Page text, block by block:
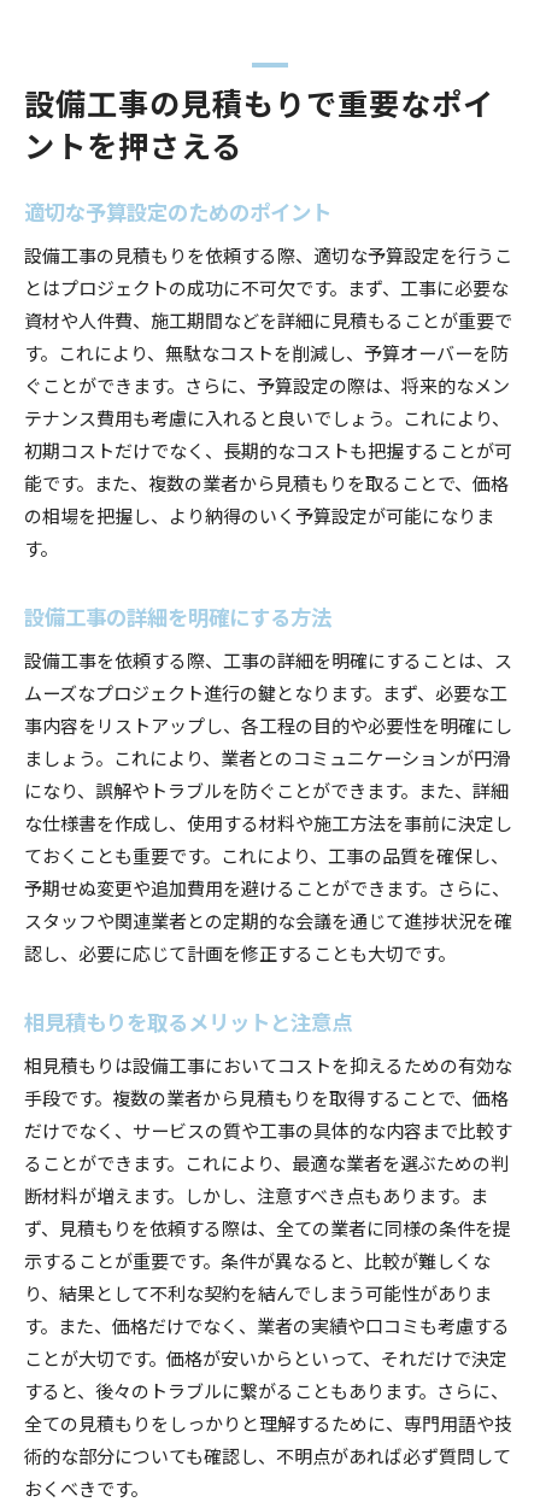
設備工事の見積もりで重要なポイ
ントを押さえる
適切な予算設定のためのポイント
設備工事の見積もりを依頼する際、適切な予算設定を行うこ
とはプロジェクトの成功に不可欠です。まず、工事に必要な
資材や人件費、施工期間などを詳細に見積もることが重要で
す。これにより、無駄なコストを削減し、予算オーバーを防
ぐことができます。さらに、予算設定の際は、将来的なメン
テナンス費用も考慮に入れると良いでしょう。これにより、
初期コストだけでなく、長期的なコストも把握することが可
能です。また、複数の業者から見積もりを取ることで、価格
の相場を把握し、より納得のいく予算設定が可能になりま
す。
設備工事の詳細を明確にする方法
設備工事を依頼する際、工事の詳細を明確にすることは、ス
ムーズなプロジェクト進行の鍵となります。まず、必要な工
事内容をリストアップし、各工程の目的や必要性を明確にし
ましょう。これにより、業者とのコミュニケーションが円滑
になり、誤解やトラブルを防ぐことができます。また、詳細
な仕様書を作成し、使用する材料や施工方法を事前に決定し
ておくことも重要です。これにより、工事の品質を確保し、
予期せぬ変更や追加費用を避けることができます。さらに、
スタッフや関連業者との定期的な会議を通じて進捗状況を確
認し、必要に応じて計画を修正することも大切です。
相見積もりを取るメリットと注意点
相見積もりは設備工事においてコストを抑えるための有効な
手段です。複数の業者から見積もりを取得することで、価格
だけでなく、サービスの質や工事の具体的な内容まで比較す
ることができます。これにより、最適な業者を選ぶための判
断材料が増えます。しかし、注意すべき点もあります。ま
ず、見積もりを依頼する際は、全ての業者に同様の条件を提
示することが重要です。条件が異なると、比較が難しくな
り、結果として不利な契約を結んでしまう可能性がありま
す。また、価格だけでなく、業者の実績や口コミも考慮する
ことが大切です。価格が安いからといって、それだけで決定
すると、後々のトラブルに繋がることもあります。さらに、
全ての見積もりをしっかりと理解するために、専門用語や技
術的な部分についても確認し、不明点があれば必ず質問して
おくべきです。